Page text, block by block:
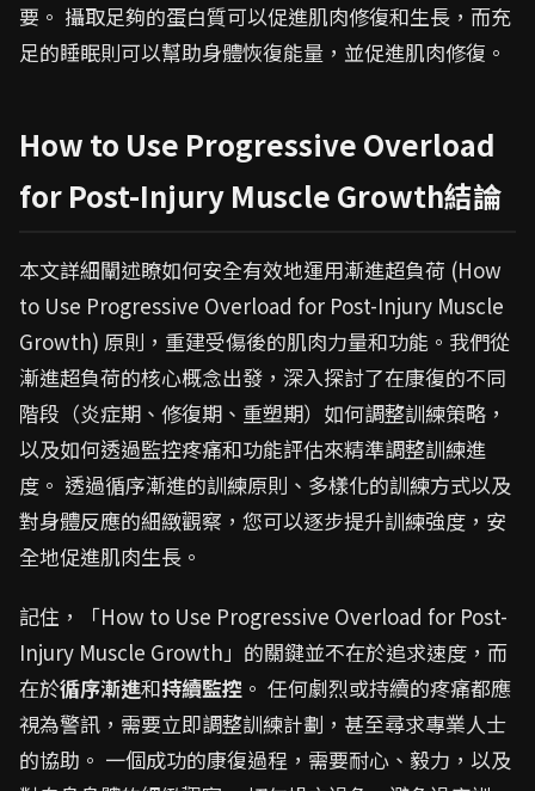
要。 攝取足夠的蛋白質可以促進肌肉修復和生長，而充
足的睡眠則可以幫助身體恢復能量，並促進肌肉修復。
How to Use Progressive Overload
for Post-Injury Muscle Growth結論
本文詳細闡述瞭如何安全有效地運用漸進超負荷 (How
to Use Progressive Overload for Post-Injury Muscle
Growth) 原則，重建受傷後的肌肉力量和功能。我們從
漸進超負荷的核心概念出發，深入探討了在康復的不同
階段（炎症期、修復期、重塑期）如何調整訓練策略，
以及如何透過監控疼痛和功能評估來精準調整訓練進
度。 透過循序漸進的訓練原則、多樣化的訓練方式以及
對身體反應的細緻觀察，您可以逐步提升訓練強度，安
全地促進肌肉生長。
記住，「How to Use Progressive Overload for Post-
Injury Muscle Growth」的關鍵並不在於追求速度，而
在於循序漸進和持續監控 。 任何劇烈或持續的疼痛都應
視為警訊，需要立即調整訓練計劃，甚至尋求專業人士
的協助。 一個成功的康復過程，需要耐心、毅力，以及